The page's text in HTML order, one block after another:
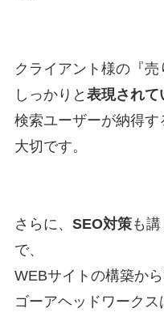
クライアント様の『
しっかりと 表現されて
検索ユーザーが納得す
大切です。
さらに、 SEO対策も講
で、
WEBサイトの構築か
ゴーアヘッドワークス